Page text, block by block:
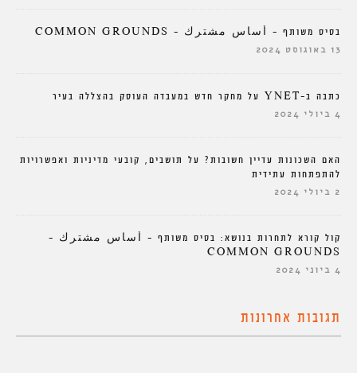
בסיס משותף – أساس مشترك – COMMON GROUNDS
13 באוגוסט 2024
כתבה ב-YNET על מחקר חדש במעבדה העוסק בהצללה בעיר
4 ביולי 2024
האם השכונות עדיין חשובות? על תושבים, קובעי מדיניות ואפשרויות
להתפתחות עתידית
2 ביולי 2024
קול קורא לתחרות בנושא: בסיס משותף – أساس مشترك –
COMMON GROUNDS
4 ביוני 2024
תגובות אחרונות